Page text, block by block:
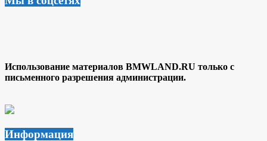
Использование материалов BMWLAND.RU только с
письменного разрешения администрации.
Информация